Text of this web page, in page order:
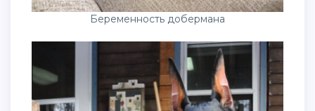
Беременность добермана